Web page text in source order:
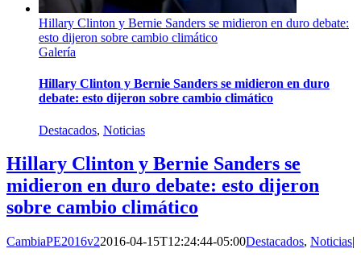
Hillary Clinton y Bernie Sanders se midieron en duro debate:
esto dijeron sobre cambio climático
Galería
Hillary Clinton y Bernie Sanders se midieron en duro
debate: esto dijeron sobre cambio climático
Destacados, Noticias
Hillary Clinton y Bernie Sanders se
midieron en duro debate: esto dijeron
sobre cambio climático
CambiaPE2016v22016-04-15T12:24:44-05:00Destacados, Noticias|